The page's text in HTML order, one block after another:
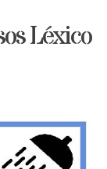
Léxico